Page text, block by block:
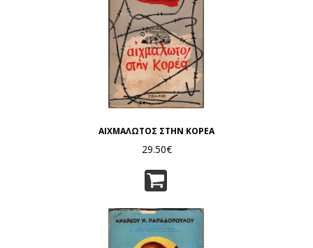
ΑΙΧΜΑΛΩΤΟΣ ΣΤΗΝ ΚΟΡΕΑ
29.50€